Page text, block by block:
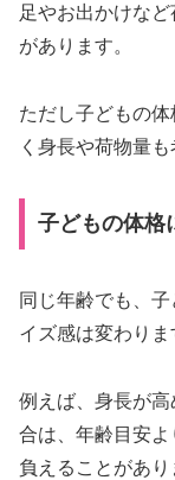
足やお出かけな
があります。
ただし子どもの
く身長や荷物量
子どもの体格
同じ年齢でも、
イズ感は変わりま
例えば、身長が
合は、年齢目安
負えることがあり